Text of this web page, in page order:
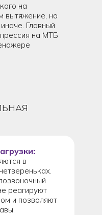
на
вытяжение, но
Главный
на МТБ
в
реагируют
и позволяют